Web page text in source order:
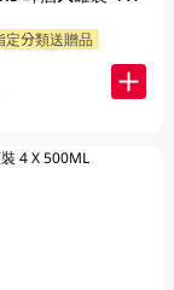
定分類送贈品